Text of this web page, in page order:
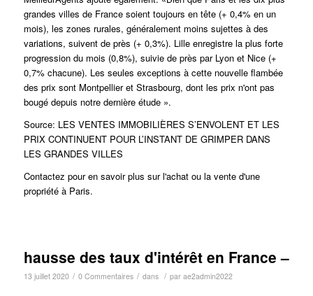
grandes villes de France soient toujours en tête (+ 0,4% en un
mois), les zones rurales, généralement moins sujettes à des
variations, suivent de près (+ 0,3%). Lille enregistre la plus forte
progression du mois (0,8%), suivie de près par Lyon et Nice (+
0,7% chacune). Les seules exceptions à cette nouvelle flambée
des prix sont Montpellier et Strasbourg, dont les prix n'ont pas
bougé depuis notre dernière étude ».
Source: LES VENTES IMMOBILIÈRES S’ENVOLENT ET LES
PRIX CONTINUENT POUR L’INSTANT DE GRIMPER DANS
LES GRANDES VILLES
Contactez pour en savoir plus sur l'achat ou la vente d'une
propriété à Paris.
hausse des taux d'intérêt en France –
13 juillet 2020 / 0 Commentaires / dans / par ae2admin2022